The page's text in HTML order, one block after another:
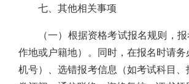
七、其他相关事项
（一）根据资格考试报名规则，
作地或户籍地）。同时，在报名时请
机号）、选错报考信息（如考试科目